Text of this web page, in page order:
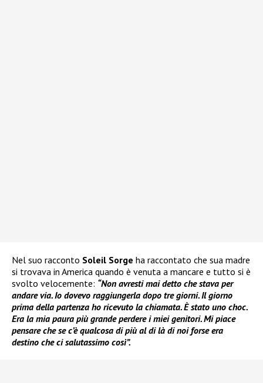
Nel suo racconto Soleil Sorge ha raccontato che sua madre
si trovava in America quando è venuta a mancare e tutto si è
svolto velocemente: “Non avresti mai detto che stava per
andare via. Io dovevo raggiungerla dopo tre giorni. Il giorno
prima della partenza ho ricevuto la chiamata. È stato uno choc.
Era la mia paura più grande perdere i miei genitori. Mi piace
pensare che se c’è qualcosa di più al di là di noi forse era
destino che ci salutassimo così”.